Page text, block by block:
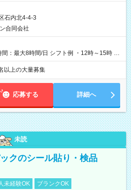
石内北4-4-3
合同会社
：最大8時間/日 シフト例 ・12時～15時 入
トをご確認の上、申請してください。
以上の大量募集
応募する 詳細へ
未読
クのシール貼り・検品
未経験OK ブランクOK